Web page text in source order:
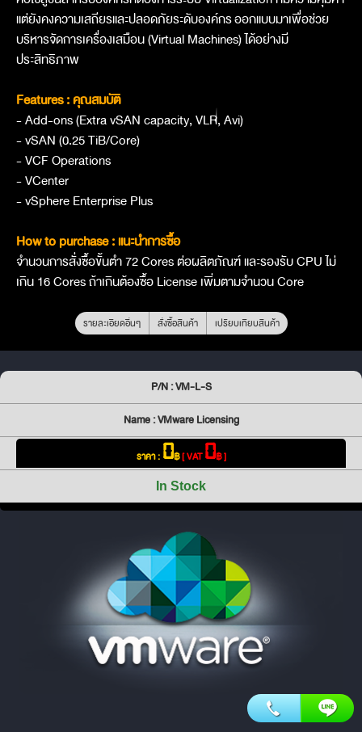
แต่ยังคงความเสถียรและปลอดภัยระดับองค์กรออกแบบมาเพื่อช่วย
บริหารจัดการเครื่องเสมือน (Virtual Machines) ได้อย่างมี
ประสิทธิภาพ
Features : คุณสมบัติ
- Add-ons (Extra vSAN capacity, VLR, Avi)
- vSAN (0.25 TiB/Core)
- VCF Operations
- VCenter
- vSphere Enterprise Plus
How to purchase : แนะนำการซื้อ
จำนวนการสั่งซื้อขั้นตำ 72 Cores ต่อผลิตภัณฑ์ และรองรับ CPU ไม่
เกิน 16 Cores ถ้าเกินต้องซื้อ License เพิ่มตามจำนวน Core
รายละเอียดอื่นๆ สั่งซื้อสินค้า เปรียบเทียบสินค้า
P/N : VM-L-S
Name : VMware Licensing
ราคา : 0฿[ VAT0฿ ]
In Stock